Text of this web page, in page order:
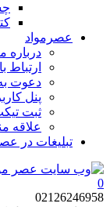
عصرمواد
درباره
ارتباط
دعوت
پنل
ثبت
علاقه
تبلیغات در
0
02126246958